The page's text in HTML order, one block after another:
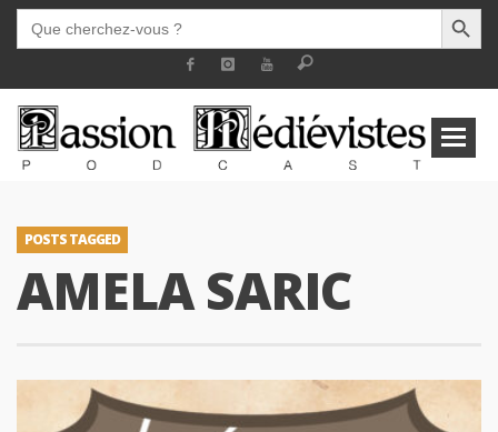
SEARCH
FOR:
SEARCH
POSTS TAGGED
AMELA SARIC